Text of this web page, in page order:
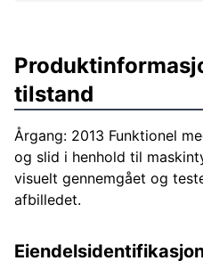
tilstand
Årgang: 2013 Funktionel
og slid i henhold til
visuelt gennemgået og
afbilledet.